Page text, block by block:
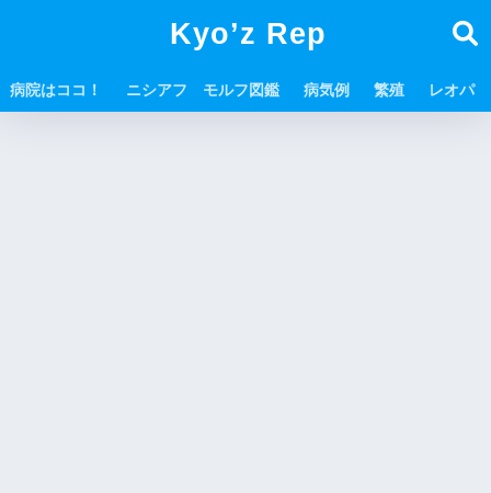
Kyo’z Rep
病院はココ！ ニシアフ モルフ図鑑 病気例 繁殖 レオパ